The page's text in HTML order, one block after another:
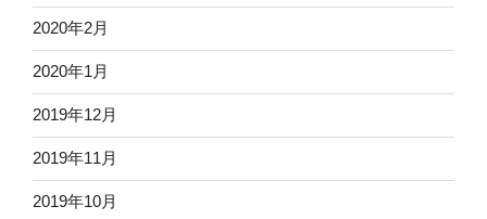
2020年2月
2020年1月
2019年12月
2019年11月
2019年10月